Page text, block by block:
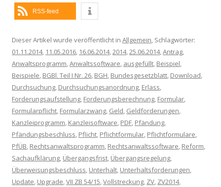
RSS-feed
Dieser Artikel wurde veröffentlicht in Allgemein, Schlagwörter:
01.11.2014, 11.05.2016, 16.06.2014,2014,25.06.2014,Antrag,
Anwaltsprogramm,Anwaltssoftware, ausgefüllt, Beispiel,
Beispiele, BGBl. Teil I Nr. 26, BGH, Bundesgesetzblatt, Download,
Durchsuchung, Durchsuchungsanordnung, Erlass,
Forderungsaufstellung, Forderungsberechnung, Formular,
Formularpflicht, Formularzwang, Geld, Geldforderungen,
Kanzleiprogramm, Kanzleisoftware, PDF, Pfändung,
Pfändungsbeschluss, Pflicht, Pflichtformular, Pflichtformulare,
PfÜB, Rechtsanwaltsprogramm, Rechtsanwaltssoftware, Reform,
Sachaufklärung, Übergangsfrist, Übergangsregelung,
Überweisungsbeschluss, Unterhalt, Unterhaltsforderungen,
Update, Upgrade,VII ZB 54/15,Vollstreckung, ZV, ZV2014,